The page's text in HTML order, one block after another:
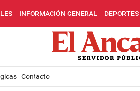
INFORMACIÓN GENERAL DEPORTES
Contacto